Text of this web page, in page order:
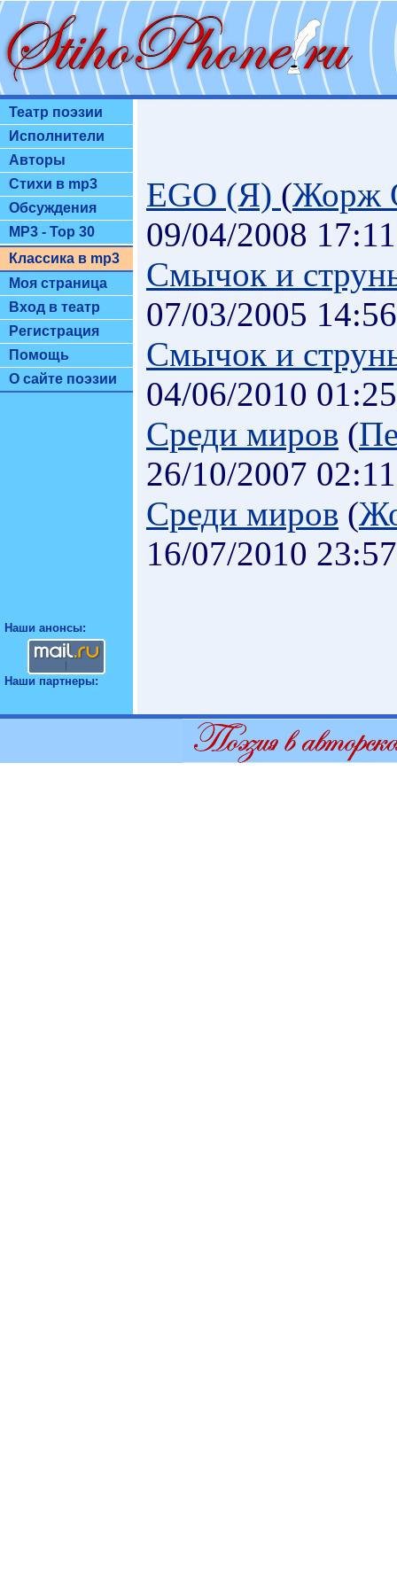
Театр поэзии
Исполнители
Авторы
Стихи в mp3
Обсуждения
MP3 - Top 30
Классика в mp3
Моя страница
Вход в театр
Регистрация
Помощь
О сайте поэзии
Наши анонсы:
Наши партнеры:
EGO (Я) (Жорж
09/04/2008 17:11
Смычок и
07/03/2005 14:56
Смычок и
04/06/2010 01:25
Среди миров (
26/10/2007 02:11
Среди миров (
16/07/2010 23:57